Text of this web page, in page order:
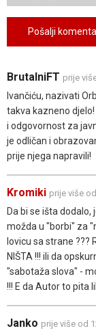
Pošalji
BrutalniFT prije
Ivančiću, nazivati
takva kazneno
i odgovornost za
je odličan i
prije njega napravili!
Kromiki prije više
Da bi se išta dodalo,
možda u "borbi" za
lovicu sa strane
NIŠTA !!! ili da
"sabotaža slova" -
!!! E da Autor to pita
Janko prije više od